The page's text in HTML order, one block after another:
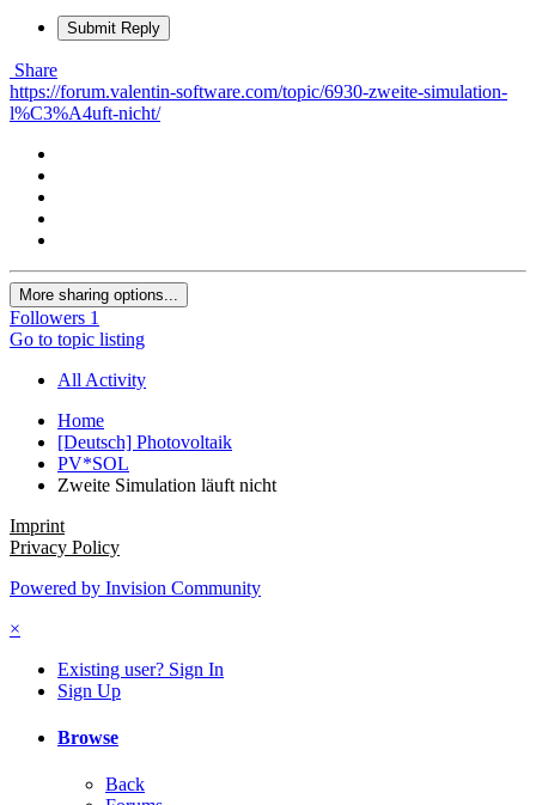
Submit Reply
Share
https://forum.valentin-software.com/topic/6930-zweite-simulation-
l%C3%A4uft-nicht/
More sharing options...
Followers 1
Go to topic listing
All Activity
Home
[Deutsch] Photovoltaik
PV*SOL
Zweite Simulation läuft nicht
Imprint
Privacy Policy
Powered by Invision Community
×
Existing user? Sign In
Sign Up
Browse
Back